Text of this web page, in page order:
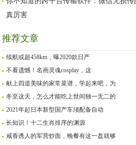
真厉害
推荐文章
续航或超458km，曝2020款日产
不看遗憾！名画灵魂cosplay，这
献上四道美味的家常菜谱，学起来吧，为
冬至这天，怎么才能吃上世间独一无二的
2021年起日本新型国产车须配备自动
长知识！十二生肖排序的渊源
咸香诱人的军营炒面，晚餐有这一盘就够